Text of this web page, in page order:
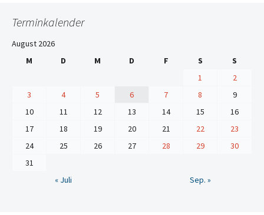
Terminkalender
August 2026
M
D M D F S
S
1
2
3
4 5 6 7 8
9
10
11 12 13 14 15
16
17
18 19 20 21 22
23
24
25 26 27 28 29
30
31
« Juli
Sep. »